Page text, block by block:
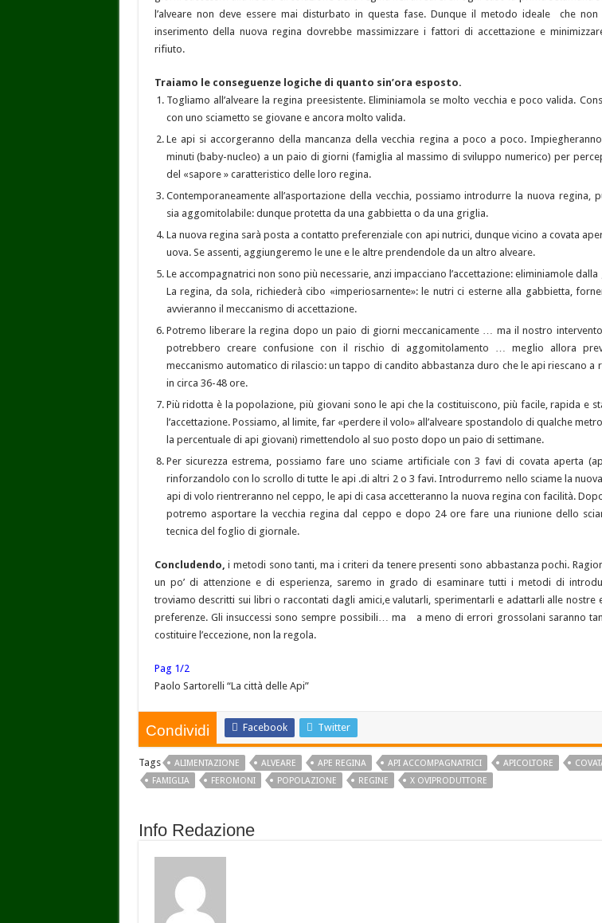
l’alveare non deve essere mai disturbato in questa fase. Dunque il metodo ideale che
inserimento della nuova regina dovrebbe massimizzare i fattori di accettazione e
rifiuto.
Traiamo le conseguenze logiche di quanto sin’ora esposto.
Togliamo all’alveare la regina preesistente. Eliminiamola se molto vecchia e poco valida.
con uno sciametto se giovane e ancora molto valida.
Le api si accorgeranno della mancanza della vecchia regina a poco a poco.
minuti (baby-nucleo) a un paio di giorni (famiglia al massimo di sviluppo numerico) per
del «sapore » caratteristico delle loro regina.
Contemporaneamente all’asportazione della vecchia, possiamo introdurre la nuova regina,
sia aggomitolabile: dunque protetta da una gabbietta o da una griglia.
La nuova regina sarà posta a contatto preferenziale con api nutrici, dunque vicino a covata
uova. Se assenti, aggiungeremo le une e le altre prendendole da un altro alveare.
Le accompagnatrici non sono più necessarie, anzi impacciano l’accettazione: eliminiamole
La regina, da sola, richiederà cibo «imperiosarnente»: le nutri ci esterne alla gabbietta,
avvieranno il meccanismo di accettazione.
Potremo liberare la regina dopo un paio di giorni meccanicamente … ma il nostro
potrebbero creare confusione con il rischio di aggomitolamento … meglio allora
meccanismo automatico di rilascio: un tappo di candito abbastanza duro che le api riescano a
in circa 36-48 ore.
Più ridotta è la popolazione, più giovani sono le api che la costituiscono, più facile, rapida e
l’accettazione. Possiamo, al limite, far «perdere il volo» all’alveare spostandolo di qualche
la percentuale di api giovani) rimettendolo al suo posto dopo un paio di settimane.
Per sicurezza estrema, possiamo fare uno sciame artificiale con 3 favi di covata aperta
rinforzandolo con lo scrollo di tutte le api .di altri 2 o 3 favi. Introdurremo nello sciame la
api di volo rientreranno nel ceppo, le api di casa accetteranno la nuova regina con facilità.
potremo asportare la vecchia regina dal ceppo e dopo 24 ore fare una riunione dello
tecnica del foglio di giornale.
Concludendo, i metodi sono tanti, ma i criteri da tenere presenti sono abbastanza pochi.
un po’ di attenzione e di esperienza, saremo in grado di esaminare tutti i metodi di
troviamo descritti sui libri o raccontati dagli amici,e valutarli, sperimentarli e adattarli alle nostre
preferenze. Gli insuccessi sono sempre possibili… ma a meno di errori grossolani saranno
costituire l’eccezione, non la regola.
Pag 1/2
Paolo Sartorelli “La città delle Api”
Condividi Facebook Twitter
Tags ALIMENTAZIONE ALVEARE APE REGINA API ACCOMPAGNATRICI APICOLTORE
FAMIGLIA
FEROMONI POPOLAZIONE REGINE X OVIPRODUTTORE
Info Redazione